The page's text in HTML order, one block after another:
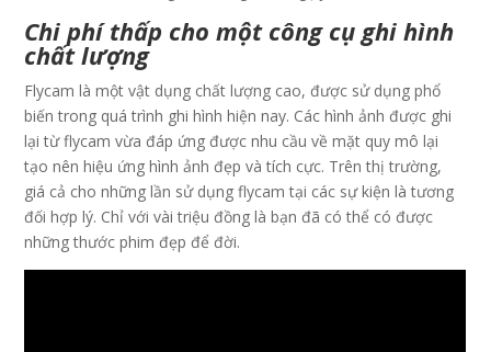
Chi phí thấp cho một công cụ ghi hình
chất lượng
Flycam là một vật dụng chất lượng cao, được sử dụng phổ
biến trong quá trình ghi hình hiện nay. Các hình ảnh được ghi
lại từ flycam vừa đáp ứng được nhu cầu về mặt quy mô lại
tạo nên hiệu ứng hình ảnh đẹp và tích cực. Trên thị trường,
giá cả cho những lần sử dụng flycam tại các sự kiện là tương
đối hợp lý. Chỉ với vài triệu đồng là bạn đã có thể có được
những thước phim đẹp để đời.